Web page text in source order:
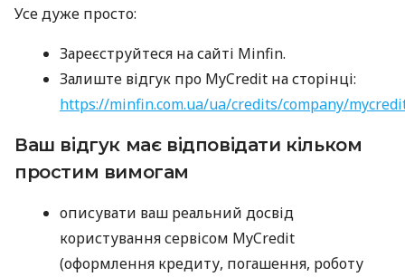
Усе дуже просто:
Зареєструйтеся на сайті Minfin.
Залиште відгук про MyCredit на сторінці:
https://minfin.com.ua/ua/credits/company/
Ваш відгук має відповідати кільком
простим вимогам
описувати ваш реальний досвід
користування сервісом MyCredit
(оформлення кредиту, погашення, роботу